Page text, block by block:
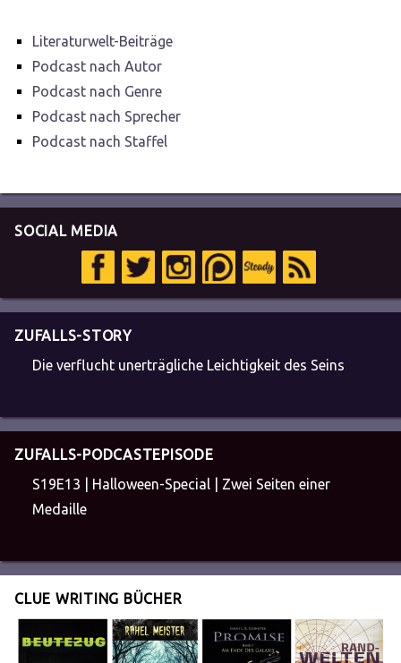
Literaturwelt-Beiträge
Podcast nach Autor
Podcast nach Genre
Podcast nach Sprecher
Podcast nach Staffel
SOCIAL MEDIA
ZUFALLS-STORY
Die verflucht unerträgliche Leichtigkeit des Seins
ZUFALLS-PODCASTEPISODE
S19E13 | Halloween-Special | Zwei Seiten einer
Medaille
CLUE WRITING BÜCHER